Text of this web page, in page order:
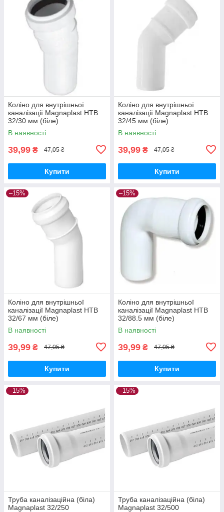
Коліно для внутрішньої
каналізації Magnaplast HTB
32/30 мм (біле)
В наявності
39,99 ₴ 47,05 ₴
Купити
Коліно для внутрішньої
каналізації Magnaplast HTB
32/45 мм (біле)
В наявності
39,99 ₴ 47,05 ₴
Купити
–15%
Коліно для внутрішньої
каналізації Magnaplast HTB
32/67 мм (біле)
В наявності
39,99 ₴ 47,05 ₴
Купити
–15%
Коліно для внутрішньої
каналізації Magnaplast HTB
32/88.5 мм (біле)
В наявності
39,99 ₴ 47,05 ₴
Купити
–15%
Труба каналізаційна (біла)
Magnaplast 32/250
–15%
Труба каналізаційна (біла)
Magnaplast 32/500